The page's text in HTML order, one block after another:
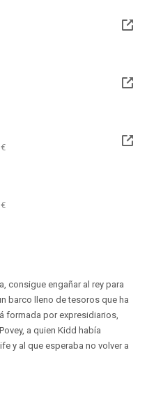
Dic 2031 (Quedan 5 años)
Dic 2031 (Quedan 5 años)
consigue engañar al rey para
barco lleno de tesoros que ha
formada por expresidiarios,
a quien Kidd había
y al que esperaba no volver a